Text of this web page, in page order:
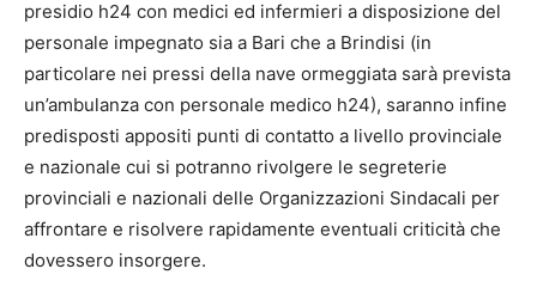
presidio h24 con medici ed infermieri a disposizione del
personale impegnato sia a Bari che a Brindisi (in
particolare nei pressi della nave ormeggiata sarà prevista
un’ambulanza con personale medico h24), saranno infine
predisposti appositi punti di contatto a livello provinciale
e nazionale cui si potranno rivolgere le segreterie
provinciali e nazionali delle Organizzazioni Sindacali per
affrontare e risolvere rapidamente eventuali criticità che
dovessero insorgere.